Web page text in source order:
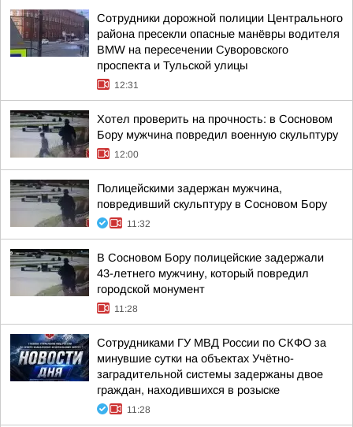
Сотрудники дорожной полиции Центрального
района пресекли опасные манёвры водителя
BMW на пересечении Суворовского
проспекта и Тульской улицы
12:31
Хотел проверить на прочность: в Сосновом
Бору мужчина повредил военную скульптуру
12:00
Полицейскими задержан мужчина,
повредивший скульптуру в Сосновом Бору
11:32
В Сосновом Бору полицейские задержали
43-летнего мужчину, который повредил
городской монумент
11:28
Сотрудниками ГУ МВД России по СКФО за
минувшие сутки на объектах Учётно-
заградительной системы задержаны двое
граждан, находившихся в розыске
11:28